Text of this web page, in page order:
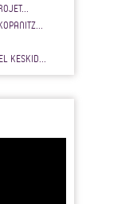
KESKID...